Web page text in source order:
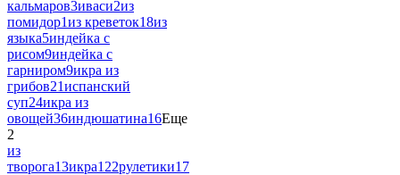
кальмаров3иваси2из
помидор1из креветок18из
языка5индейка с
рисом9индейка с
гарниром9икра из
грибов21испанский
суп24икра из
овощей36индюшатина16Еще
2
из
творога13икра122рулетики17